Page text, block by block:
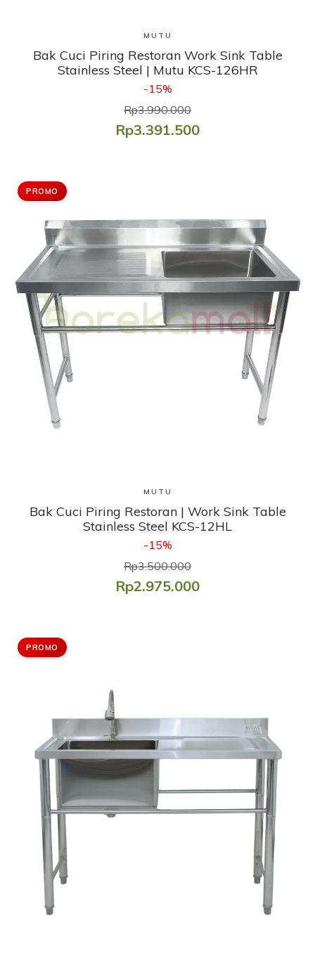
Lihat Produk
MUTU
Bak Cuci Piring Restoran Work Sink Table
Stainless Steel | Mutu KCS-126HR
-15%
Rp3.990.000
Rp3.391.500
PROMO
Lihat Produk
MUTU
Bak Cuci Piring Restoran | Work Sink Table
Stainless Steel KCS-12HL
-15%
Rp3.500.000
Rp2.975.000
PROMO